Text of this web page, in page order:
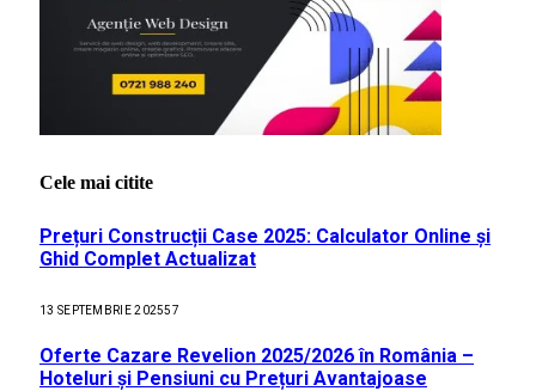
Cele mai citite
Prețuri Construcții Case 2025: Calculator Online și
Ghid Complet Actualizat
13 SEPTEMBRIE 202557
Oferte Cazare Revelion 2025/2026 în România –
Hoteluri și Pensiuni cu Prețuri Avantajoase